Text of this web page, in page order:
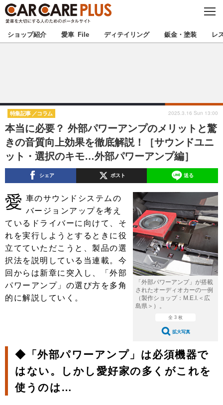
C
S
E
★カーケアプラス認定★ 厳選プロショップを地域から探す
甲信越 北陸
東海 関西
中国 四国
九州 沖縄
注目の記事
ショップレポート 愛車 File
自動車豆知識 ストップ！不具合修理＆粗悪修理
鈑金・塗装
ディテイリング
ディテイリング 洗車
ヘッドライト磨き コーティング
フィルム・ラッピング
鈑金・塗装
小キズ直し 防錆
特集記事
ストップ 不具合修理＆粗悪修理
カーメーカー「旧車」関連プロジェ
クト
ショップ紹介
プロショップ検索
コラム
インタビュー
イベント告知 イベントレポート
ショップ紹介 愛車 File ディテイリング 鈑金・塗装 レ
本当に必要？ 外部パワーアンプのメリットと驚
きの音質向上効果を徹底解説！［サウンドユニ
ット・選択のキモ…外部パワーアンプ編］
特集記事 コラム 2025.3.16 Sun 13:00
シェア ポスト 送る
「外部パワーアンプ」が搭載
されたオーディオカーの一例
（製作ショップ：M.E.I.＜広
島県＞）。
全 3 枚
拡大写真
愛 車のサウンドシステムの
バージョンアップを考え
ているドライバーに向けて、そ
れを実行しようとするときに役
立てていただこうと、製品の選
択法を説明している当連載。今
回からは新章に突入し、「外部
パワーアンプ」の選び方を多角
的に解説していく。
◆「外部パワーアンプ」は必須機器で
はない。しかし愛好家の多くがこれを
使うのは…